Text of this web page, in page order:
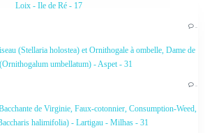
Loix - Ile de Ré - 17
…
(Stellaria holostea) et Ornithogale à ombelle, Dame de
umbellatum) - Aspet - 31
…
de Virginie, Faux-cotonnier, Consumption-Weed,
halimifolia) - Lartigau - Milhas - 31